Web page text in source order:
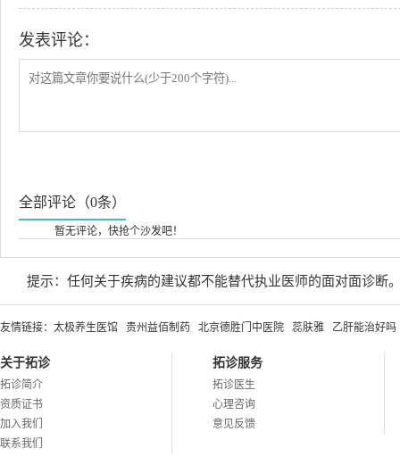
发表评论：
全部评论（0条）
暂无评论，快抢个沙发吧！
提示：任何关于疾病的建议都不能替代执业医师的面对面诊断
友情链接： 太极养生医馆 贵州益佰制药 北京德胜门中医院 蕊肤雅 乙肝能治好吗
关于拓诊
拓诊简介
资质证书
加入我们
联系我们
拓诊服务
拓诊医生
心理咨询
意见反馈